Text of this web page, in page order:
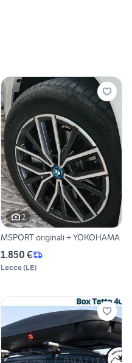
2
MSPORT originali + YOKOHAMA
1.850 €
Lecce(LE)